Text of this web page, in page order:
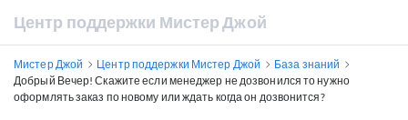
Центр поддержки Мистер Джой
Мистер Джой Центр поддержки Мистер Джой
База знаний
Добрый Вечер! Скажите если менеджер не дозвонился то нужно
оформлять заказ по новому или ждать когда он дозвонится?